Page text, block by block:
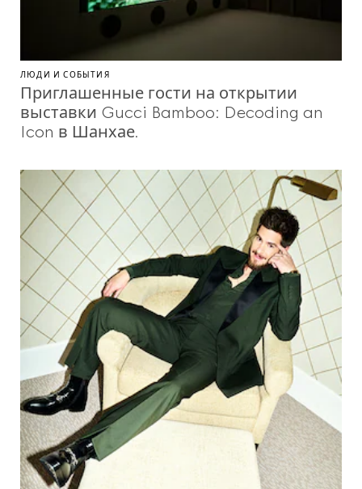
ЛЮДИ И СОБЫТИЯ
Приглашенные гости на открытии
выставки Gucci Bamboo: Decoding an
Icon в Шанхае.